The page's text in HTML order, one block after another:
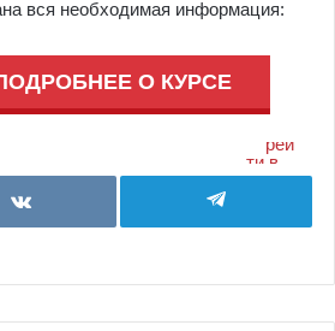
вся необходимая информация:
О КУРСЕ